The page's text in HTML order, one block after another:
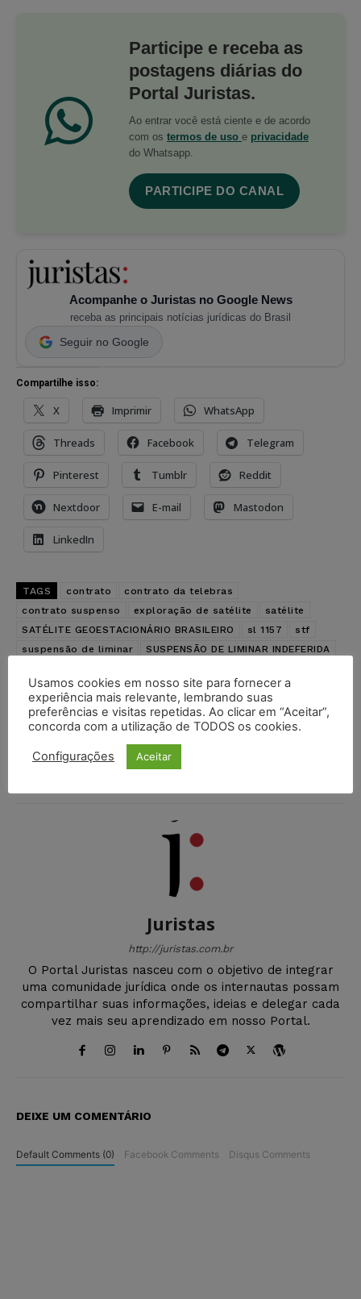
Participe e receba as
postagens diárias do
Portal Juristas.
Ao entrar você está ciente e de acordo
com os termos de uso e privacidade
do Whatsapp.
PARTICIPE DO CANAL
Acompanhe o Juristas no Google News
receba as principais notícias jurídicas do Brasil
Seguir no Google
Compartilhe isso:
X Imprimir WhatsApp
Threads Facebook Telegram
Pinterest Tumblr Reddit
Nextdoor E-mail Mastodon
LinkedIn
TAGS contrato
contrato da telebras
contrato suspenso
exploração de satélite
satélite
SATÉLITE GEOESTACIONÁRIO BRASILEIRO
sl 1157
stf
suspensão de liminar
SUSPENSÃO DE LIMINAR INDEFERIDA
Artigo anterior
Prisão de ex-presidente da
substituída por medidas
cautelares
Próximo artigo
Restabelecimento do nome
Juristas
http://juristas.com.br
O Portal Juristas nasceu com o objetivo de integrar
uma comunidade jurídica onde os internautas possam
compartilhar suas informações, ideias e delegar cada
vez mais seu aprendizado em nosso Portal.
DEIXE UM COMENTÁRIO
Default Comments (0) Facebook Comments Disqus Comments
Usamos cookies em nosso site para fornecer a
experiência mais relevante, lembrando suas
preferências e visitas repetidas. Ao clicar em “Aceitar”,
concorda com a utilização de TODOS os cookies.
Configurações Aceitar